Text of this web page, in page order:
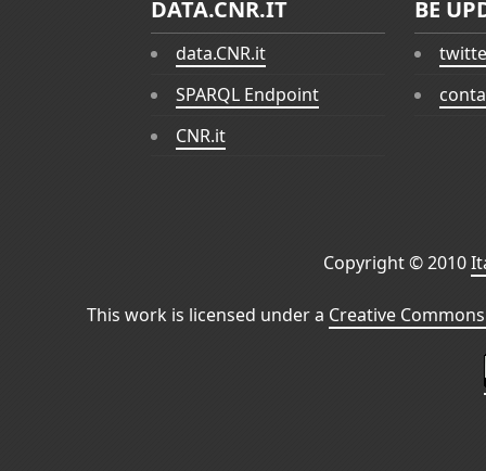
DATA.CNR.IT
data.CNR.it
SPARQL Endpoint
CNR.it
BE
Copyright © 2010
This work is licensed under a Creative